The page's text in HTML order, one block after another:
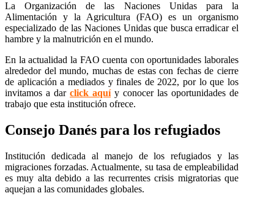
La Organización de las Naciones Unidas para la
Alimentación y la Agricultura (FAO) es un organismo
especializado de las Naciones Unidas que busca erradicar el
hambre y la malnutrición en el mundo.
En la actualidad la FAO cuenta con oportunidades laborales
alrededor del mundo, muchas de estas con fechas de cierre
de aplicación a mediados y finales de 2022, por lo que los
invitamos a dar click aquíy conocer las oportunidades de
trabajo que esta institución ofrece.
Consejo Danés para los refugiados
Institución dedicada al manejo de los refugiados y las
migraciones forzadas. Actualmente, su tasa de empleabilidad
es muy alta debido a las recurrentes crisis migratorias que
aquejan a las comunidades globales.